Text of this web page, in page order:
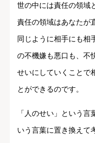
世の中には責任の領域
責任の領域はあなたが
同じように相手にも相
の不機嫌も悪口も、不
せいにしていくことで
とができるのです。
「人のせい」という
いう言葉に置き換えて